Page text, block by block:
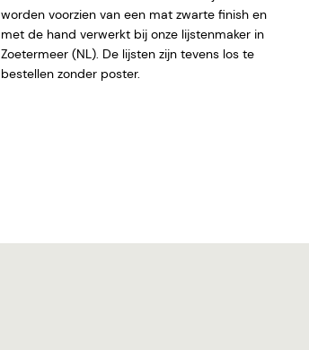
worden voorzien van een mat zwarte finish en
met de hand verwerkt bij onze lijstenmaker in
Zoetermeer (NL). De lijsten zijn tevens los te
bestellen zonder poster.